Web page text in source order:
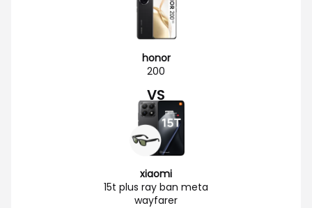
honor
200
VS
xiaomi
15t plus ray ban meta
wayfarer